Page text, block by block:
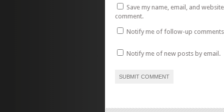
Save my name, email, and
comment.
Notify me of follow-up
Notify me of new posts by email.